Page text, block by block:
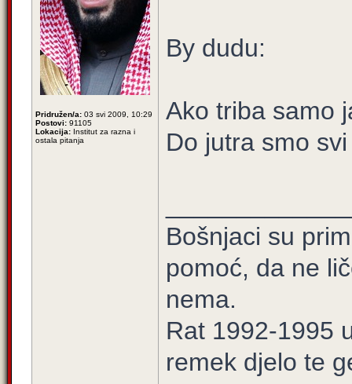
Pridružen/a: 03 svi 2009, 10:29
Postovi: 91105
Lokacija: Institut za razna i
ostala pitanja
By dudu:
Ako triba samo
Do jutra smo
Bošnjaci su
pomoć, da ne
nema.
Rat 1992-1995
remek djelo te